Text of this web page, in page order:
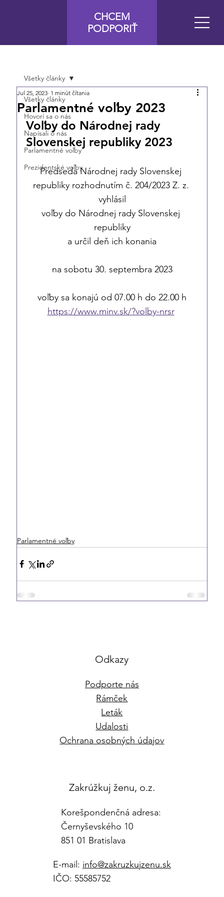
CHCEM
PODPORIŤ
Všetky články
Hovorí sa o nás
Napísali o nás
Parlamentné voľby
Prezidentské voľby
Všetky články
Parlamentné voľby 2023
Jul 25, 2023 1 minút čítania
Voľby do Národnej rady
Slovenskej republiky 2023
Predseda Národnej rady Slovenskej
republiky rozhodnutím č. 204/2023 Z. z.
vyhlásil
voľby do Národnej rady Slovenskej
republiky
a určil deň ich konania
na sobotu 30. septembra 2023
voľby sa konajú od 07.00 h do 22.00 h
https://www.minv.sk/?volby-nrsr
Parlamentné voľby
Zakrúžkuj ženu, o.z.
Korešpondenčná adresa:
Černyševského 10
851 01 Bratislava
E-mail: info@zakruzkujzenu.sk
IČO: 55585752
Odkazy
Podporte nás
Rámček
Leták
Udalosti
Ochrana osobných údajov